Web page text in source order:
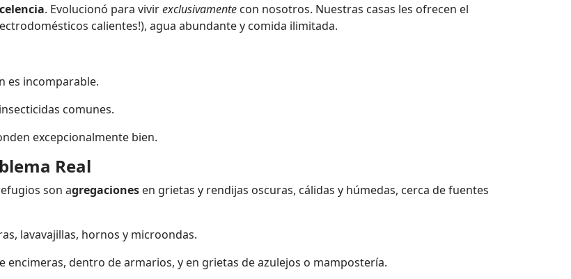
. Evolucionó para vivirexclusivamente con nosotros. Nuestras casas les ofrecen el
calientes!), agua abundante y comida ilimitada.
es incomparable.
comunes.
excepcionalmente bien.
Real
son agregaciones en grietas y rendijas oscuras, cálidas y húmedas, cerca de fuentes
lavavajillas, hornos y microondas.
encimeras, dentro de armarios, y en grietas de azulejos o mampostería.